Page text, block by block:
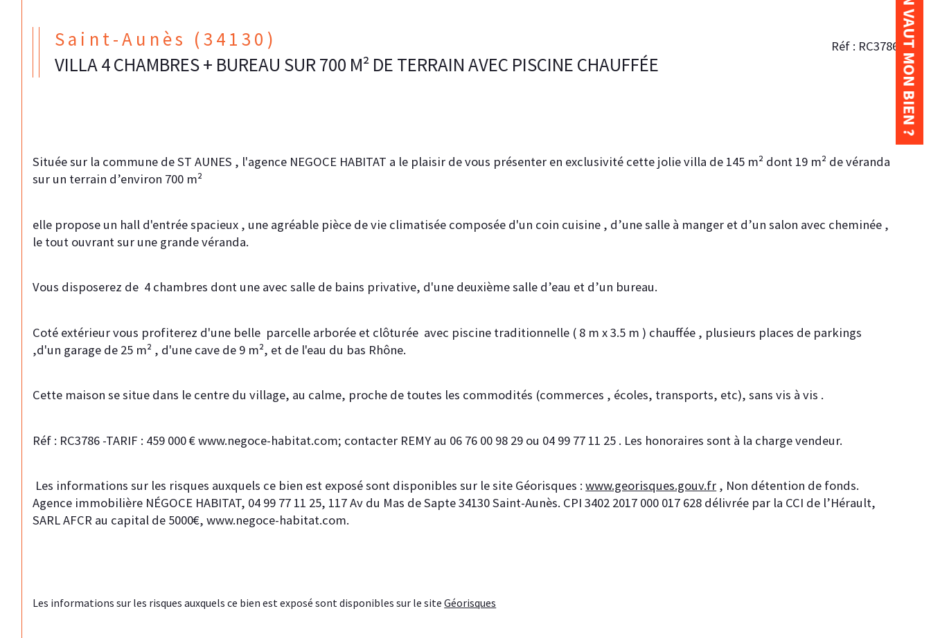
Saint-Aunès (34130)
VILLA 4 CHAMBRES + BUREAU SUR 700 M² DE TERRAIN AVEC PISCINE CHAUFFÉE
Réf : RC3786
Située sur la commune de ST AUNES , l'agence NEGOCE HABITAT a le plaisir de vous présenter en exclusivité cette jolie villa de 145 m² dont 19 m² de véranda
sur un terrain d’environ 700 m²
elle propose un hall d'entrée spacieux , une agréable pièce de vie climatisée composée d'un coin cuisine , d’une salle à manger et d’un salon avec cheminée ,
le tout ouvrant sur une grande véranda.
Vous disposerez de  4 chambres dont une avec salle de bains privative, d'une deuxième salle d’eau et d’un bureau.
Coté extérieur vous profiterez d'une belle  parcelle arborée et clôturée  avec piscine traditionnelle ( 8 m x 3.5 m ) chauffée , plusieurs places de parkings
,d'un garage de 25 m² , d'une cave de 9 m², et de l'eau du bas Rhône.
Cette maison se situe dans le centre du village, au calme, proche de toutes les commodités (commerces , écoles, transports, etc), sans vis à vis .
Réf : RC3786 -TARIF : 459 000 € www.negoce-habitat.com; contacter REMY au 06 76 00 98 29 ou 04 99 77 11 25 . Les honoraires sont à la charge vendeur.
Les informations sur les risques auxquels ce bien est exposé sont disponibles sur le site Géorisques : www.georisques.gouv.fr , Non détention de fonds.
Agence immobilière NÉGOCE HABITAT, 04 99 77 11 25, 117 Av du Mas de Sapte 34130 Saint-Aunès. CPI 3402 2017 000 017 628 délivrée par la CCI de l’Hérault,
SARL AFCR au capital de 5000€, www.negoce-habitat.com.
Les informations sur les risques auxquels ce bien est exposé sont disponibles sur le site Géorisques